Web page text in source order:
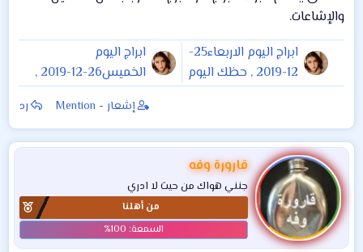
والإشاعات.
ابراج اليوم الاربعاء25-
12-2019 , حظك اليوم
25 ديسمبر 2019
ابراج اليوم
الخميس26-12-2019 ,
حظك اليوم 26
ديسمبر 2019
إشعار - Mention رد
قارورة وفه
جنني هواك من حيث لا ادري
من أهلنا